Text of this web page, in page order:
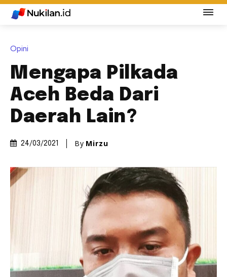
Opini
Mengapa Pilkada
Aceh Beda Dari
Daerah Lain?
24/03/2021 By Mirzu